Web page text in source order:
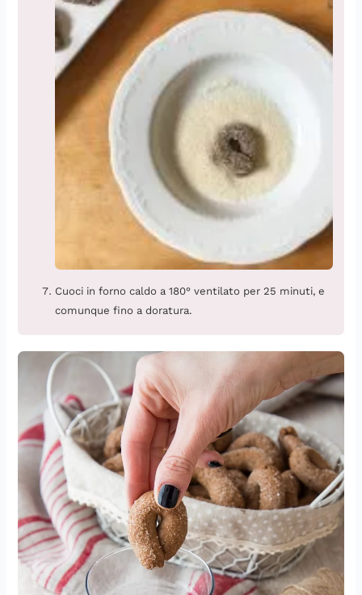
Cuoci in forno caldo a 180° ventilato per 25 minuti, e
comunque fino a doratura.